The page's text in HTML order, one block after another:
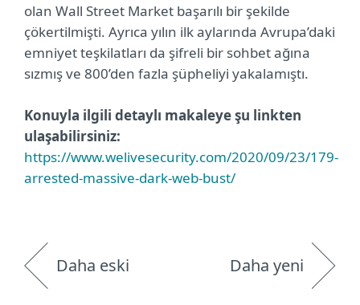
olan Wall Street Market başarılı bir şekilde
çökertilmişti. Ayrıca yılın ilk aylarında Avrupa’daki
emniyet teşkilatları da şifreli bir sohbet ağına
sızmış ve 800’den fazla şüpheliyi yakalamıştı.
Konuyla ilgili detaylı makaleye şu linkten
ulaşabilirsiniz:
https://www.welivesecurity.com/2020/09/23/179-
arrested-massive-dark-web-bust/
Daha eski Daha yeni